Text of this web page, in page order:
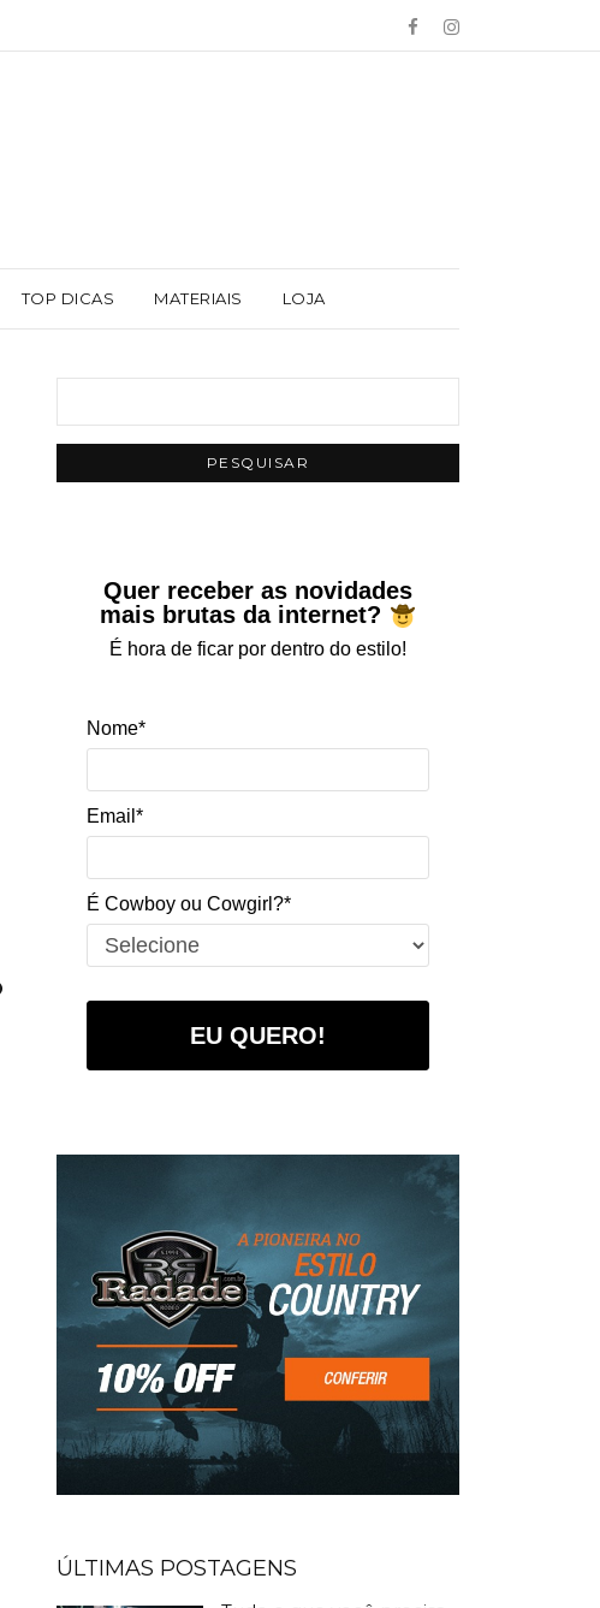
TOP DICAS MATERIAIS LOJA
Quer receber as novidades
mais brutas da internet?
É hora de ficar por dentro do estilo!
Nome*
Email*
É Cowboy ou Cowgirl?*
EU QUERO!
ÚLTIMAS POSTAGENS